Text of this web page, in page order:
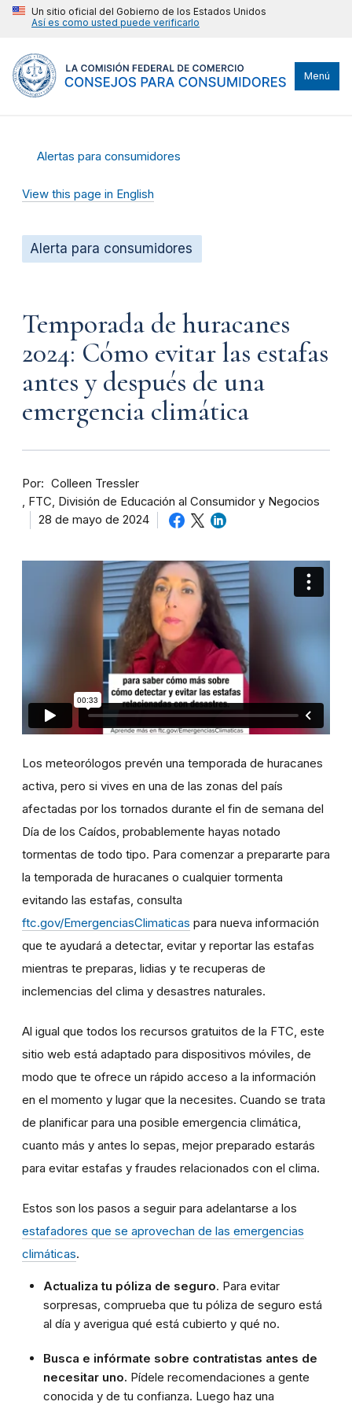
Un sitio oficial del Gobierno de los Estados Unidos
Así es como usted puede verificarlo
Menú
Alertas para consumidores
View this page in English
Alerta para consumidores
Temporada de huracanes
2024: Cómo evitar las estafas
antes y después de una
emergencia climática
Por
Colleen Tressler
FTC, División de Educación al Consumidor y Negocios
28 de mayo de 2024
Los meteorólogos prevén una temporada de huracanes
activa, pero si vives en una de las zonas del país
afectadas por los tornados durante el fin de semana del
Día de los Caídos, probablemente hayas notado
tormentas de todo tipo. Para comenzar a prepararte para
la temporada de huracanes o cualquier tormenta
evitando las estafas, consulta
ftc.gov/EmergenciasClimaticas para nueva información
que te ayudará a detectar, evitar y reportar las estafas
mientras te preparas, lidias y te recuperas de
inclemencias del clima y desastres naturales.
Al igual que todos los recursos gratuitos de la FTC, este
sitio web está adaptado para dispositivos móviles, de
modo que te ofrece un rápido acceso a la información
en el momento y lugar que la necesites. Cuando se trata
de planificar para una posible emergencia climática,
cuanto más y antes lo sepas, mejor preparado estarás
para evitar estafas y fraudes relacionados con el clima.
Estos son los pasos a seguir para adelantarse a los
estafadores que se aprovechan de las emergencias
climáticas.
Actualiza tu póliza de seguro. Para evitar
sorpresas, comprueba que tu póliza de seguro está
al día y averigua qué está cubierto y qué no.
Busca e infórmate sobre contratistas antes de
necesitar uno. Pídele recomendaciones a gente
conocida y de tu confianza. Luego haz una